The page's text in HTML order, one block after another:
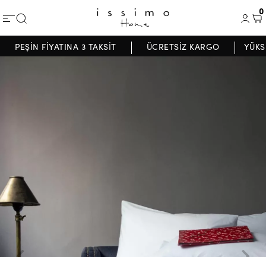
0
PEŞİN FİYATINA 3 TAKSİT ÜCRETSİZ KARGO